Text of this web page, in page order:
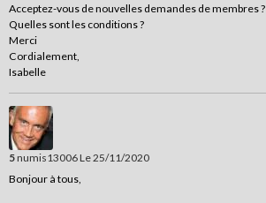
Acceptez-vous de nouvelles demandes de membres ?
Quelles sont les conditions ?
Merci
Cordialement,
Isabelle
5numis13006Le 25/11/2020
Bonjour à tous,